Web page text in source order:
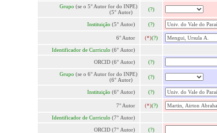
Grupo (se o 5° Autor for do INPE)
(5° Autor)
(?)
Instituição (5° Autor) (?)
6° Autor (*)(?)
Identificador de Curriculo (6° Autor)
ORCID (6° Autor) (?)
Grupo (se o 6° Autor for do INPE)
(6° Autor)
(?)
Instituição (6° Autor) (?)
7° Autor (*)(?)
Identificador de Curriculo (7° Autor)
ORCID (7° Autor) (?)